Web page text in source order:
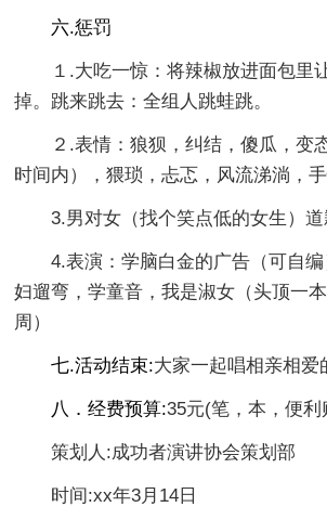
六.惩罚
１.大吃一惊：将辣椒放进面包里
掉。跳来跳去：全组人跳蛙跳。
２.表情：狼狈，纠结，傻瓜，变
时间内），猥琐，忐忑，风流涕淌，手
3.男对女（找个笑点低的女生）道
4.表演：学脑白金的广告（可自编
妇遛弯，学童音，我是淑女（头顶一
周）
七.活动结束:大家一起唱相亲相爱
八．经费预算:35元(笔，本，便
策划人:成功者演讲协会策划部
时间:xx年3月14日